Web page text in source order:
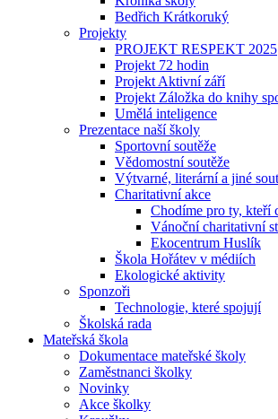
Bedřich Krátkoruký
Projekty
PROJEKT RESPEKT 2025
Projekt 72 hodin
Projekt Aktivní září
Projekt Záložka do knihy
Umělá inteligence
Prezentace naší školy
Sportovní soutěže
Vědomostní soutěže
Výtvarné, literární a jiné
Charitativní akce
Chodíme pro ty, kteří
Vánoční charitativní
Ekocentrum Huslík
Škola Hořátev v médiích
Ekologické aktivity
Sponzoři
Technologie, které spojují
Školská rada
Mateřská škola
Dokumentace mateřské školy
Zaměstnanci školky
Novinky
Akce školky